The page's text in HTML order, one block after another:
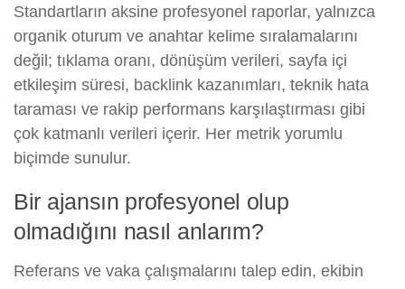
Standartların aksine profesyonel raporlar, yalnızca
organik oturum ve anahtar kelime sıralamalarını
değil; tıklama oranı, dönüşüm verileri, sayfa içi
etkileşim süresi, backlink kazanımları, teknik hata
taraması ve rakip performans karşılaştırması gibi
çok katmanlı verileri içerir. Her metrik yorumlu
biçimde sunulur.
Bir ajansın profesyonel olup
olmadığını nasıl anlarım?
Referans ve vaka çalışmalarını talep edin, ekibin